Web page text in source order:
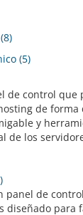
(5)
de control
de forma
y
de los
panel de
diseñado